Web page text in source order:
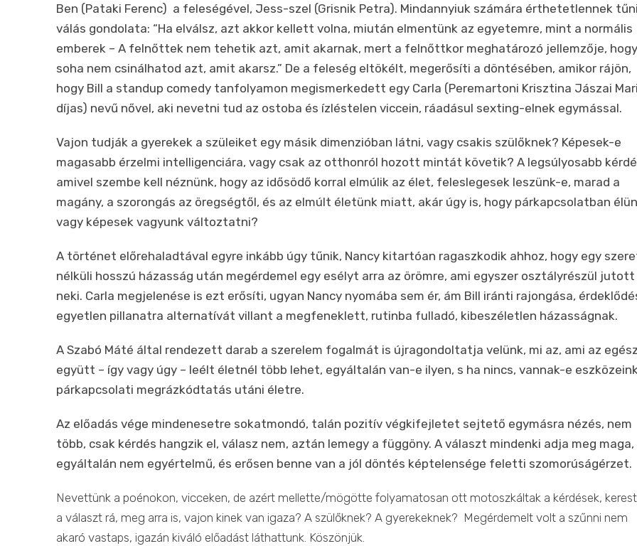
Ben (Pataki Ferenc) a feleségével, Jess-szel (Grisnik Petra). Mindannyiuk számára érthetetlennek
válás gondolata: “Ha elválsz, azt akkor kellett volna, miután elmentünk az egyetemre, mint a normális
emberek – A felnőttek nem tehetik azt, amit akarnak, mert a felnőttkor meghatározó jellemzője, hogy
soha nem csinálhatod azt, amit akarsz.” De a feleség eltökélt, megerősíti a döntésében, amikor rájön,
hogy Bill a standup comedy tanfolyamon megismerkedett egy Carla (Peremartoni Krisztina Jászai
díjas) nevű nővel, aki nevetni tud az ostoba és ízléstelen viccein, ráadásul sexting-elnek egymással.
Vajon tudják a gyerekek a szüleiket egy másik dimenzióban látni, vagy csakis szülőknek? Képesek-e
magasabb érzelmi intelligenciára, vagy csak az otthonról hozott mintát követik? A legsúlyosabb
amivel szembe kell néznünk, hogy az idősödő korral elmúlik az élet, feleslegesek leszünk-e, marad a
magány, a szorongás az öregségtől, és az elmúlt életünk miatt, akár úgy is, hogy párkapcsolatban
vagy képesek vagyunk változtatni?
A történet előrehaladtával egyre inkább úgy tűnik, Nancy kitartóan ragaszkodik ahhoz, hogy egy
nélküli hosszú házasság után megérdemel egy esélyt arra az örömre, ami egyszer osztályrészül jutott
neki. Carla megjelenése is ezt erősíti, ugyan Nancy nyomába sem ér, ám Bill iránti rajongása,
egyetlen pillanatra alternatívát villant a megfeneklett, rutinba fulladó, kibeszéletlen házasságnak.
A Szabó Máté által rendezett darab a szerelem fogalmát is újragondoltatja velünk, mi az, ami az
együtt – így vagy úgy – leélt életnél több lehet, egyáltalán van-e ilyen, s ha nincs, vannak-e
párkapcsolati megrázkódtatás utáni életre.
Az előadás vége mindenesetre sokatmondó, talán pozitív végkifejletet sejtető egymásra nézés, nem
több, csak kérdés hangzik el, válasz nem, aztán lemegy a függöny. A választ mindenki adja meg maga,
egyáltalán nem egyértelmű, és erősen benne van a jól döntés képtelensége feletti szomorúságérzet.
Nevettünk a poénokon, vicceken, de azért mellette/mögötte folyamatosan ott motoszkáltak a kérdések,
a választ rá, meg arra is, vajon kinek van igaza? A szülőknek? A gyerekeknek? Megérdemelt volt a szűnni nem
akaró vastaps, igazán kiváló előadást láthattunk. Köszönjük.